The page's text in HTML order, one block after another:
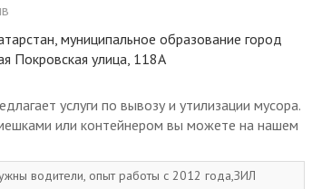
муниципальное образование город
Покровская улица, 118А
услуги по вывозу и утилизации мусора.
или контейнером вы можете на нашем
водители, опыт работы с 2012 года,ЗИЛ